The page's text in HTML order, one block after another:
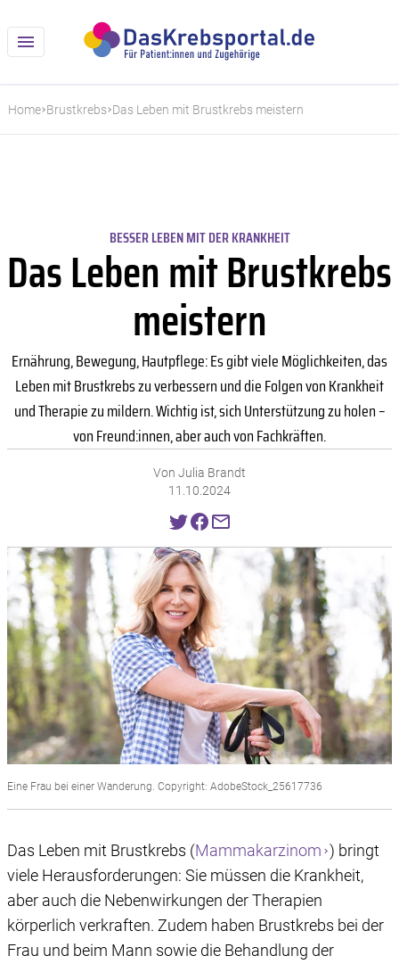
Home Brustkrebs Das Leben mit Brustkrebs meistern
BESSER LEBEN MIT DER KRANKHEIT
Das Leben mit Brustkrebs
meistern
Ernährung, Bewegung, Hautpflege: Es gibt viele Möglichkeiten, das
Leben mit Brustkrebs zu verbessern und die Folgen von Krankheit
und Therapie zu mildern. Wichtig ist, sich Unterstützung zu holen –
von Freund:innen, aber auch von Fachkräften.
Von Julia Brandt
11.10.2024
Eine Frau bei einer Wanderung. Copyright: AdobeStock_25617736
Das Leben mit Brustkrebs (Mammakarzinom ) bringt
viele Herausforderungen: Sie müssen die Krankheit,
aber auch die Nebenwirkungen der Therapien
körperlich verkraften. Zudem haben Brustkrebs bei der
Frau und beim Mann sowie die Behandlung der